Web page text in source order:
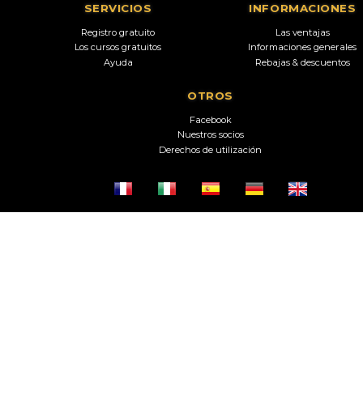
SERVICIOS
Registro gratuito
Los cursos gratuitos
Ayuda
INFORMACIONES
Las ventajas
Informaciones generales
Rebajas & descuentos
OTROS
Facebook
Nuestros socios
Derechos de utilización